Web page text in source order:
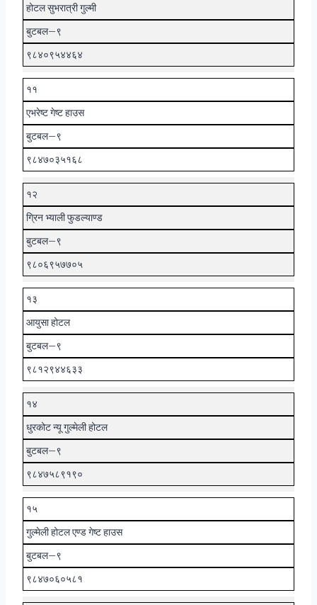
होटल सुभरात्री गुल्मी
बुटबल–९
९८४०९५४४६४
११
एभरेष्ट गेष्ट हाउस
बुटबल–९
९८४७०३५१६८
१२
ग्रिन भ्याली फुडल्याण्ड
बुटबल–९
९८०६९५७७०५
१३
आयुसा होटल
बुटबल–९
९८१२९४४६३३
१४
धुरकोट न्यू गुल्मेली होटल
बुटबल–९
९८४७५८९१९०
१५
गुल्मेली होटल एण्ड गेष्ट हाउस
बुटबल–९
९८४७०६०५८१